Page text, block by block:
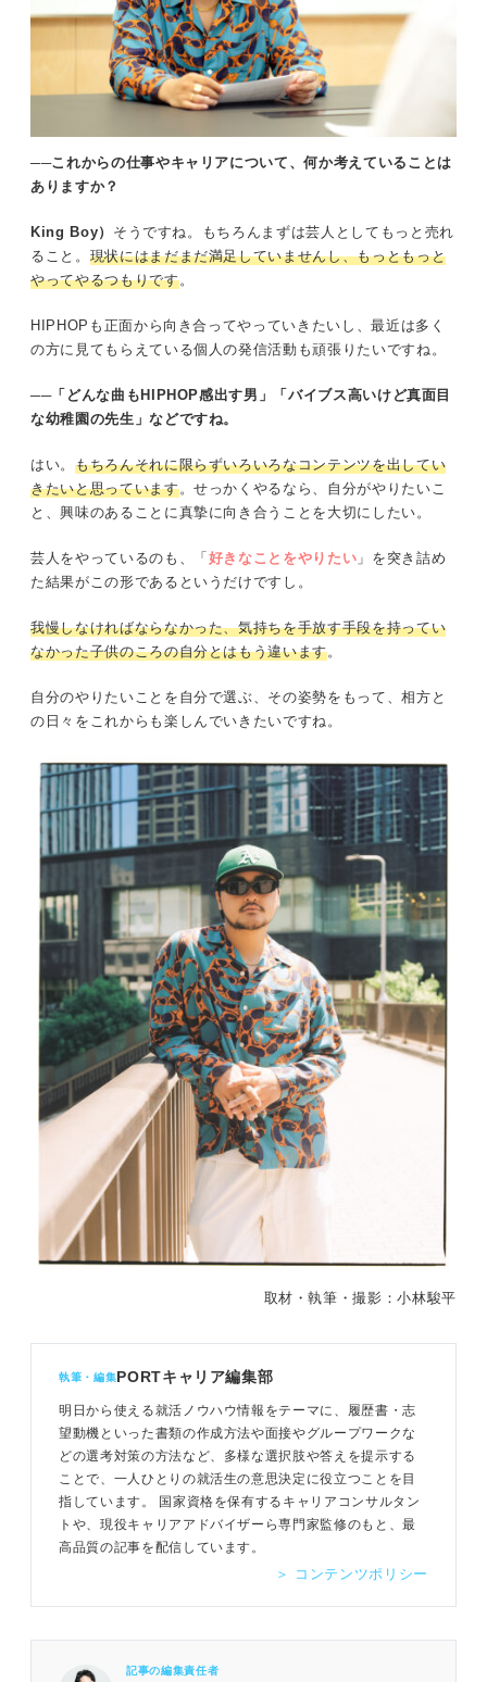
──これからの仕事やキャリアについて、何か考えていることは
ありますか？
King Boy） そうですね。もちろんまずは芸人としてもっと売れ
ること。 現状にはまだまだ満足していませんし、もっともっと
やってやるつもりです。
HIPHOPも正面から向き合ってやっていきたいし、最近は多く
の方に見てもらえている個人の発信活動も頑張りたいですね。
──「どんな曲もHIPHOP感出す男」「バイブス高いけど真面目
な幼稚園の先生」などですね。
はい。 もちろんそれに限らずいろいろなコンテンツを出してい
きたいと思っています。せっかくやるなら、自分がやりたいこ
と、興味のあることに真摯に向き合うことを大切にしたい。
芸人をやっているのも、「好きなことをやりたい 」を突き詰め
た結果がこの形であるというだけですし。
我慢しなければならなかった、気持ちを手放す手段を持ってい
なかった子供のころの自分とはもう違います。
自分のやりたいことを自分で選ぶ、その姿勢をもって、相方と
の日々をこれからも楽しんでいきたいですね。
取材・執筆・撮影：小林駿平
執筆・編集PORTキャリア編集部
明日から使える就活ノウハウ情報をテーマに、履歴書・志
望動機といった書類の作成方法や面接やグループワークな
どの選考対策の方法など、多様な選択肢や答えを提示する
ことで、一人ひとりの就活生の意思決定に役立つことを目
指しています。 国家資格を保有するキャリアコンサルタン
トや、現役キャリアアドバイザーら専門家監修のもと、最
高品質の記事を配信しています。
＞ コンテンツポリシー
記事の編集責任者